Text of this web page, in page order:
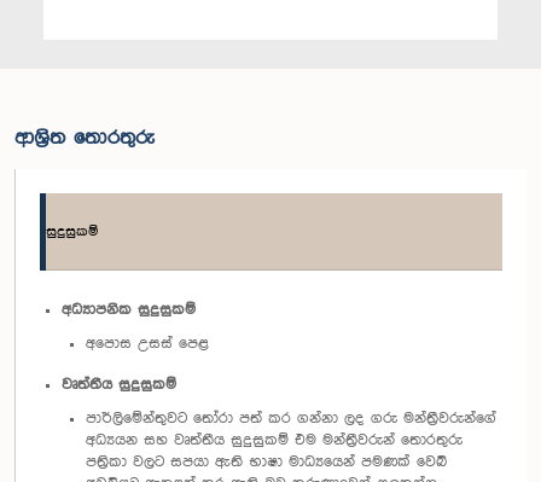
ආශ්‍රිත තොරතුරු
සුදුසුකම්
අධ්‍යාපනික සුදුසුකම්
අපොස උසස් පෙළ
වෘත්තීය සුදුසුකම්
පාර්ලිමේන්තුවට තෝරා පත් කර ගන්නා ලද ගරු මන්ත්‍රීවරුන්ගේ
අධ්‍යයන සහ වෘත්තීය සුදුසුකම් එම මන්ත්‍රීවරුන් තොරතුරු
පත්‍රිකා වලට සපයා ඇති භාෂා මාධ්‍යයෙන් පමණක් වෙබ්